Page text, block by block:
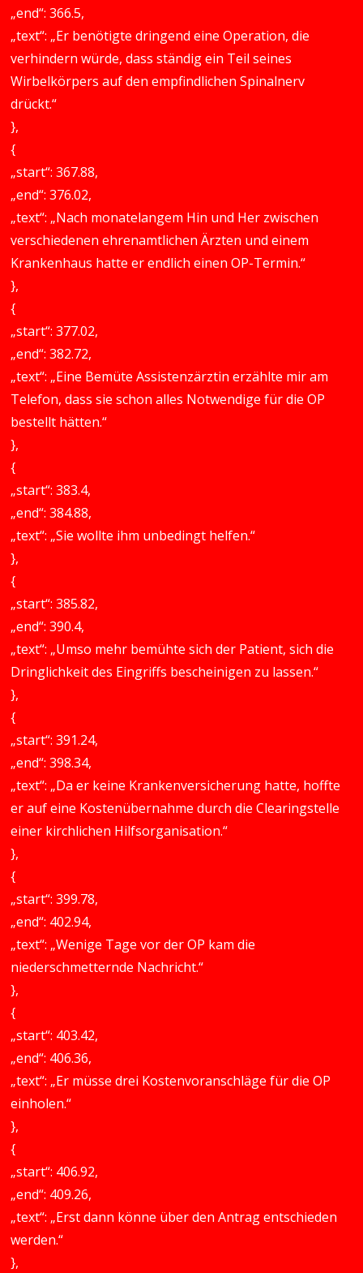
„end“: 366.5,
„text“: „Er benötigte dringend eine Operation, die
verhindern würde, dass ständig ein Teil seines
Wirbelkörpers auf den empfindlichen Spinalnerv
drückt.“
},
{
„start“: 367.88,
„end“: 376.02,
„text“: „Nach monatelangem Hin und Her zwischen
verschiedenen ehrenamtlichen Ärzten und einem
Krankenhaus hatte er endlich einen OP-Termin.“
},
{
„start“: 377.02,
„end“: 382.72,
„text“: „Eine Bemüte Assistenzärztin erzählte mir am
Telefon, dass sie schon alles Notwendige für die OP
bestellt hätten.“
},
{
„start“: 383.4,
„end“: 384.88,
„text“: „Sie wollte ihm unbedingt helfen.“
},
{
„start“: 385.82,
„end“: 390.4,
„text“: „Umso mehr bemühte sich der Patient, sich die
Dringlichkeit des Eingriffs bescheinigen zu lassen.“
},
{
„start“: 391.24,
„end“: 398.34,
„text“: „Da er keine Krankenversicherung hatte, hoffte
er auf eine Kostenübernahme durch die Clearingstelle
einer kirchlichen Hilfsorganisation.“
},
{
„start“: 399.78,
„end“: 402.94,
„text“: „Wenige Tage vor der OP kam die
niederschmetternde Nachricht.“
},
{
„start“: 403.42,
„end“: 406.36,
„text“: „Er müsse drei Kostenvoranschläge für die OP
einholen.“
},
{
„start“: 406.92,
„end“: 409.26,
„text“: „Erst dann könne über den Antrag entschieden
werden.“
},